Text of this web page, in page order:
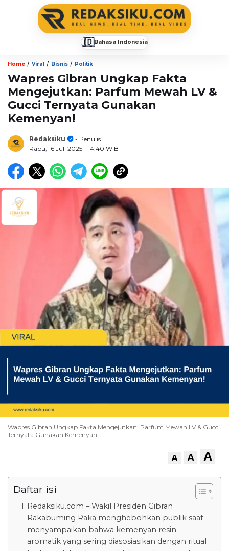
🇮🇩Bahasa Indonesia
Home / Viral / Bisnis / Politik
Wapres Gibran Ungkap Fakta
Mengejutkan: Parfum Mewah LV &
Gucci Ternyata Gunakan
Kemenyan!
Redaksiku
- Penulis
Rabu, 16 Juli 2025 - 14:40 WIB
Wapres Gibran Ungkap Fakta Mengejutkan: Parfum Mewah LV & Gucci
Ternyata Gunakan Kemenyan!
A A A
Daftar isi
Redaksiku.com – Wakil Presiden Gibran
Rakabuming Raka menghebohkan publik saat
menyampaikan bahwa kemenyan resin
aromatik yang sering diasosiasikan dengan ritual